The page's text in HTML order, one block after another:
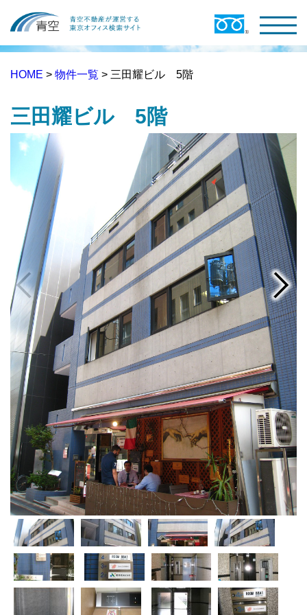
HOME > 物件一覧 > 三田耀ビル 5階
三田耀ビル 5階